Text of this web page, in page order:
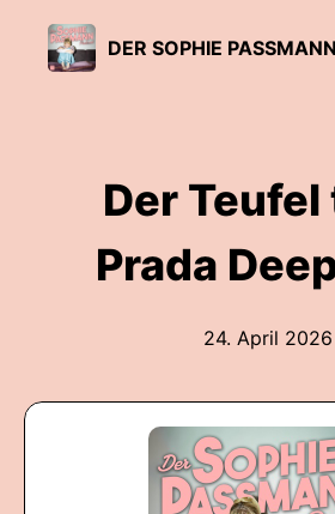
Der
Prada
24. April 2026